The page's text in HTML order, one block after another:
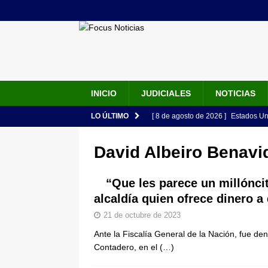
INICIO JUDICIALES NOTICIAS
LO ÚLTIMO [ 8 de agosto de 2026 ] Estados
[ 7 de agosto de 2026 ] “Ha
discurso de Abelardo de la
[ 7 de agosto de 2026 ] Abelardo
presidencial en ceremonia en Cali
[ 6 de agosto de 2026 ] Así será la
David Albeiro
“Que les parece un
alcaldía quien ofrece dinero a
21 de octubre de 2023
Ante la Fiscalía General de la Nación, fue
Contadero, en el (…)